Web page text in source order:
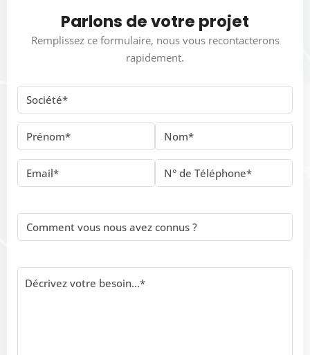
Parlons de votre projet
Remplissez ce formulaire, nous vous recontacterons
rapidement.